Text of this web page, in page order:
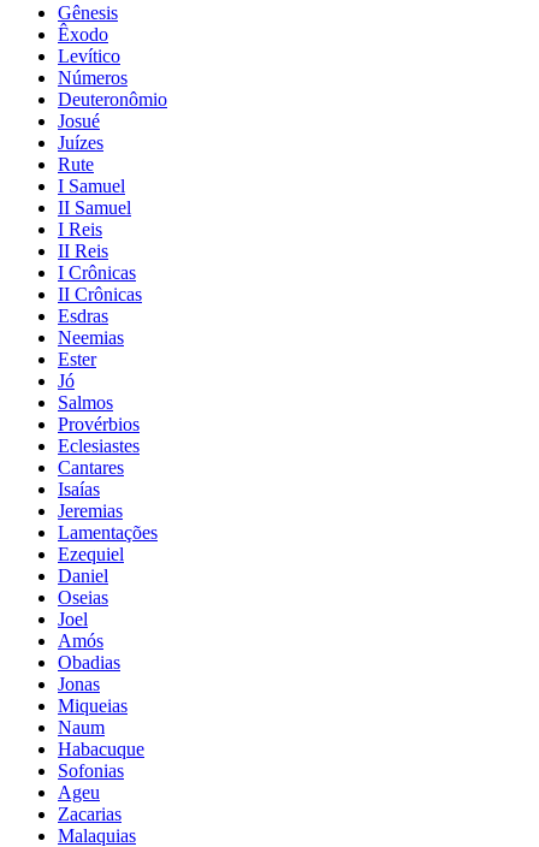
Gênesis
Êxodo
Levítico
Números
Deuteronômio
Josué
Juízes
Rute
I Samuel
II Samuel
I Reis
II Reis
I Crônicas
II Crônicas
Esdras
Neemias
Ester
Jó
Salmos
Provérbios
Eclesiastes
Cantares
Isaías
Jeremias
Lamentações
Ezequiel
Daniel
Oseias
Joel
Amós
Obadias
Jonas
Miqueias
Naum
Habacuque
Sofonias
Ageu
Zacarias
Malaquias